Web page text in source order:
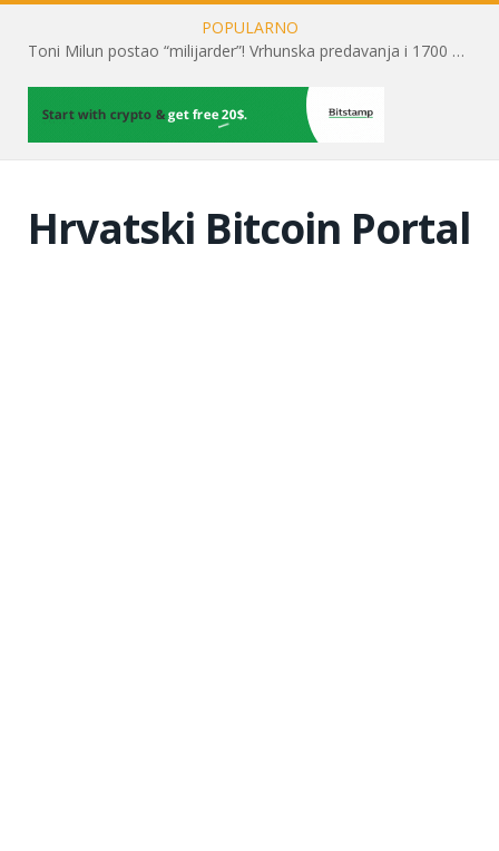
POPULARNO
Toni Milun postao “milijarder”! Vrhunska predavanja i 1700 posjetitelja obilježili su mjesec financijske pismenosti
Hrvatski Bitcoin Portal